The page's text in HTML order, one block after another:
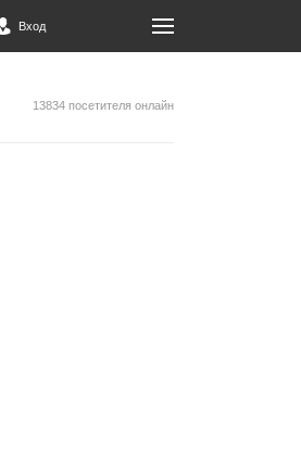
Вход
13834 посетителя онлайн